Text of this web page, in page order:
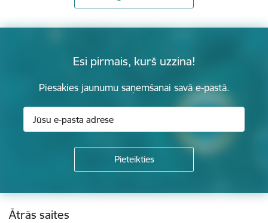
Esi pirmais, kurš uzzina!
Piesakies jaunumu saņemšanai savā e-pastā.
Kājene
Ātrās saites